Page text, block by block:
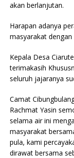
akan berlanjutan.
Harapan adanya
masyarakat dengan
Kepala Desa
terimakasih
seluruh jajaranya
Camat
Rachmat Yasin
selama air ini
masyarakat
pula, kami
dirawat bersama